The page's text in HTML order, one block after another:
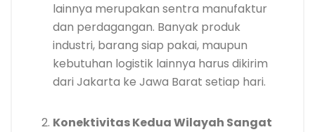
lainnya merupakan sentra manufaktur
dan perdagangan. Banyak produk
industri, barang siap pakai, maupun
kebutuhan logistik lainnya harus dikirim
dari Jakarta ke Jawa Barat setiap hari.
Konektivitas Kedua Wilayah Sangat